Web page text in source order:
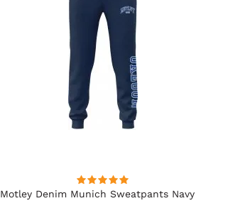
Motley Denim Munich Sweatpants Navy